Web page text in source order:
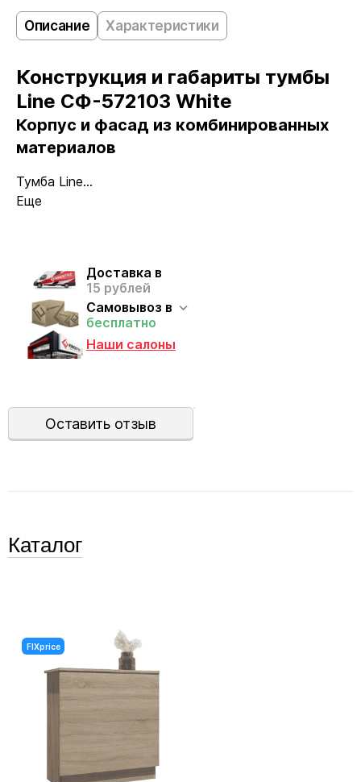
Описание Характеристики
Конструкция и габариты тумбы
Line СФ-572103 White
Корпус и фасад из комбинированных
материалов
Тумба Line...
Еще
Доставка в
15 рублей
Самовывоз в
бесплатно
Наши салоны
Оставить отзыв
Каталог
FIXprice